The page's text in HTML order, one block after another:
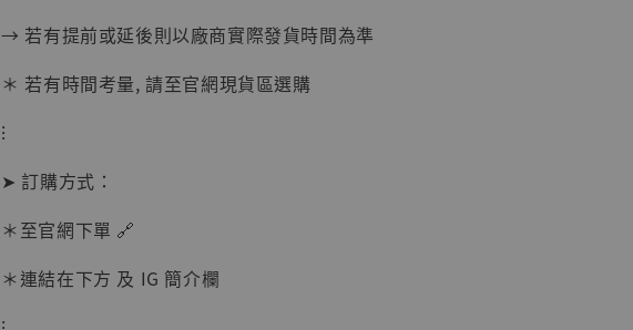
【現貨】
BJSTUDIO 1/6系列
可動蒐藏人偶 讓子
彈飛 鵝城縣長 張麻
子 [BK01]
→ 若有提前或延後則以廠商實際發貨時間為準
＊ 若有時間考量, 請至官網現貨區選購
⁝
➤ 訂購方式：
＊至官網下單 🔗
＊連結在下方 及 IG 簡介欄